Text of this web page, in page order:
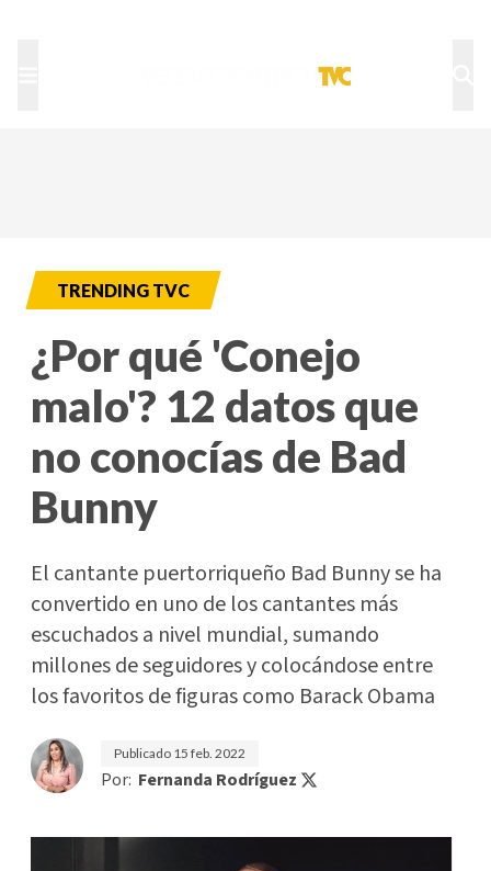
TRENDING TVC
¿Por qué 'Conejo
malo'? 12 datos que
no conocías de Bad
Bunny
El cantante puertorriqueño Bad Bunny se ha
convertido en uno de los cantantes más
escuchados a nivel mundial, sumando
millones de seguidores y colocándose entre
los favoritos de figuras como Barack Obama
Publicado 15 feb. 2022
Por: Fernanda Rodríguez